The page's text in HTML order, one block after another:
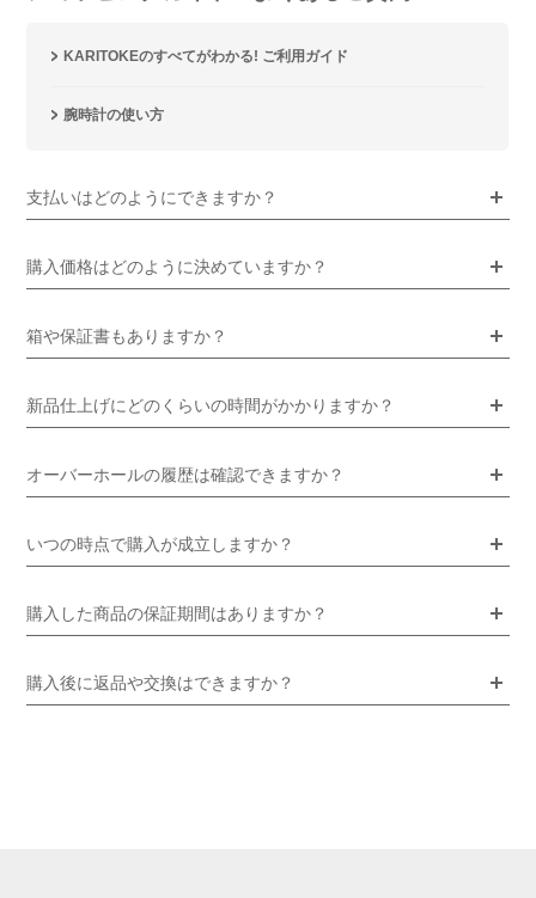
KARITOKEのすべてがわかる! ご利用ガイド
腕時計の使い方
支払いはどのようにできますか？
購入価格はどのように決めていますか？
箱や保証書もありますか？
新品仕上げにどのくらいの時間がかかりますか？
オーバーホールの履歴は確認できますか？
いつの時点で購入が成立しますか？
購入した商品の保証期間はありますか？
購入後に返品や交換はできますか？